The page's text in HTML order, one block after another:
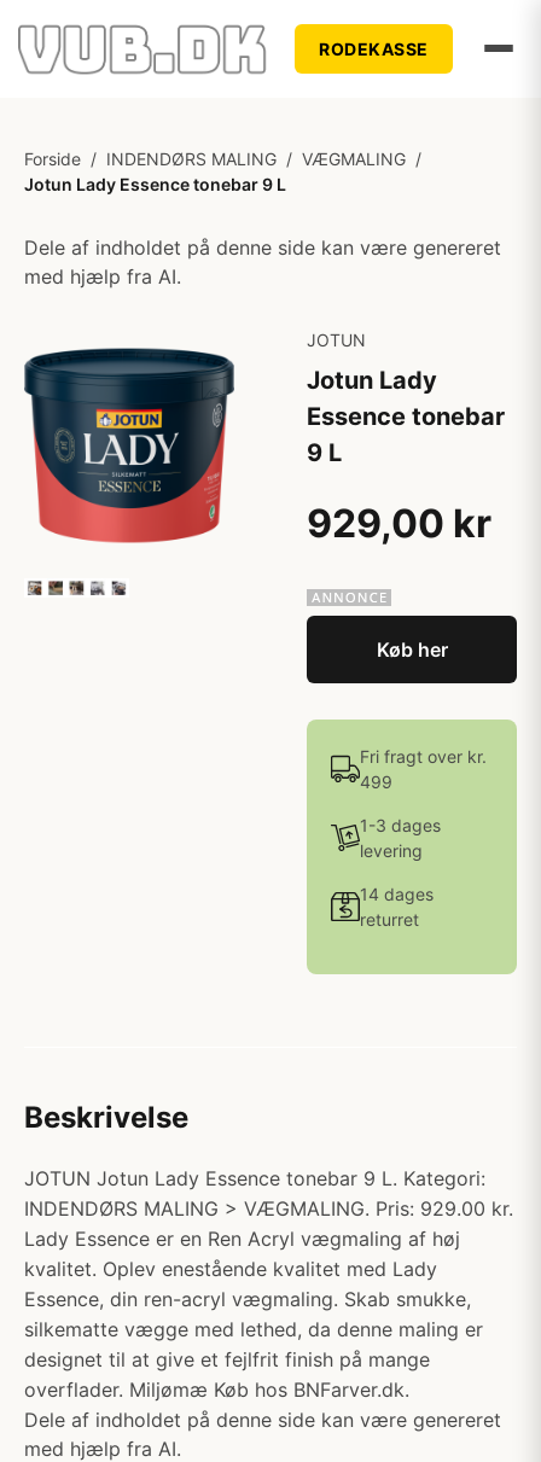
RODEKASSE
Forside / INDENDØRS MALING / VÆGMALING /
Jotun Lady Essence tonebar 9 L
Dele af indholdet på denne side kan være genereret
med hjælp fra AI.
JOTUN
Jotun Lady
Essence tonebar
9 L
929,00 kr
Køb her
Fri fragt over kr.
499
1-3 dages
levering
14 dages
returret
Beskrivelse
JOTUN Jotun Lady Essence tonebar 9 L. Kategori:
INDENDØRS MALING > VÆGMALING. Pris: 929.00 kr.
Lady Essence er en Ren Acryl vægmaling af høj
kvalitet. Oplev enestående kvalitet med Lady
Essence, din ren-acryl vægmaling. Skab smukke,
silkematte vægge med lethed, da denne maling er
designet til at give et fejlfrit finish på mange
overflader. Miljømæ Køb hos BNFarver.dk.
Dele af indholdet på denne side kan være genereret
med hjælp fra AI.